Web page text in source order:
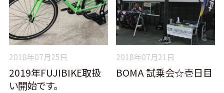
2018年07月25日
2019年FUJIBIKE取扱
い開始です。
2018年07月21日
BOMA 試乗会☆壱日目